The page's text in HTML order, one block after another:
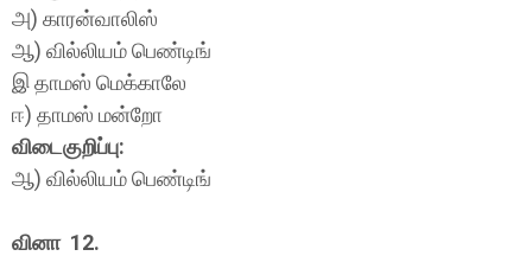
அ) காரன்வாலிஸ்
ஆ) வில்லியம் பெண்டிங்
இ தாமஸ் மெக்காலே
ஈ) தாமஸ் மன்றோ
விடைகுறிப்பு:
ஆ) வில்லியம் பெண்டிங்
வினா 12.